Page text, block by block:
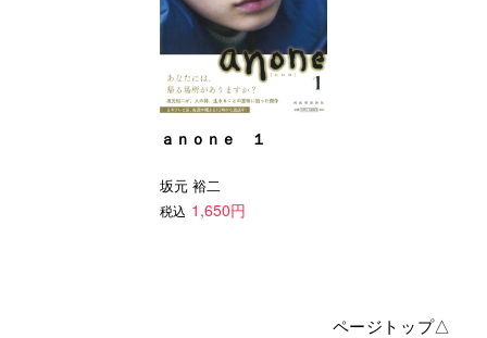
ａｎｏｎｅ １
坂元 裕二
税込 1,650円
ページトップ△